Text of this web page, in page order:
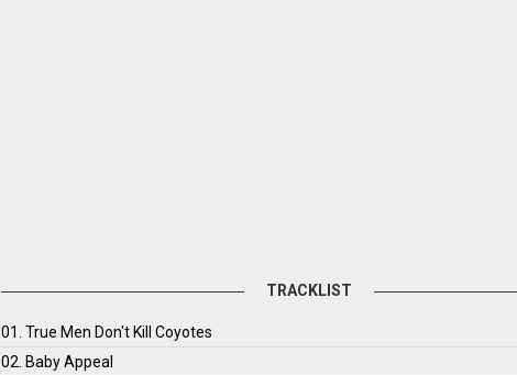
TRACKLIST
01. True Men Don't Kill Coyotes
02. Baby Appeal